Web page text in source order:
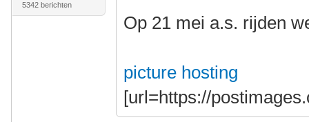
5342 berichten
Op 21 mei a.s. rijden
picture hosting
[url=https://